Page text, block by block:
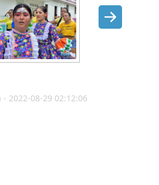
- 2022-08-29 02:12:06